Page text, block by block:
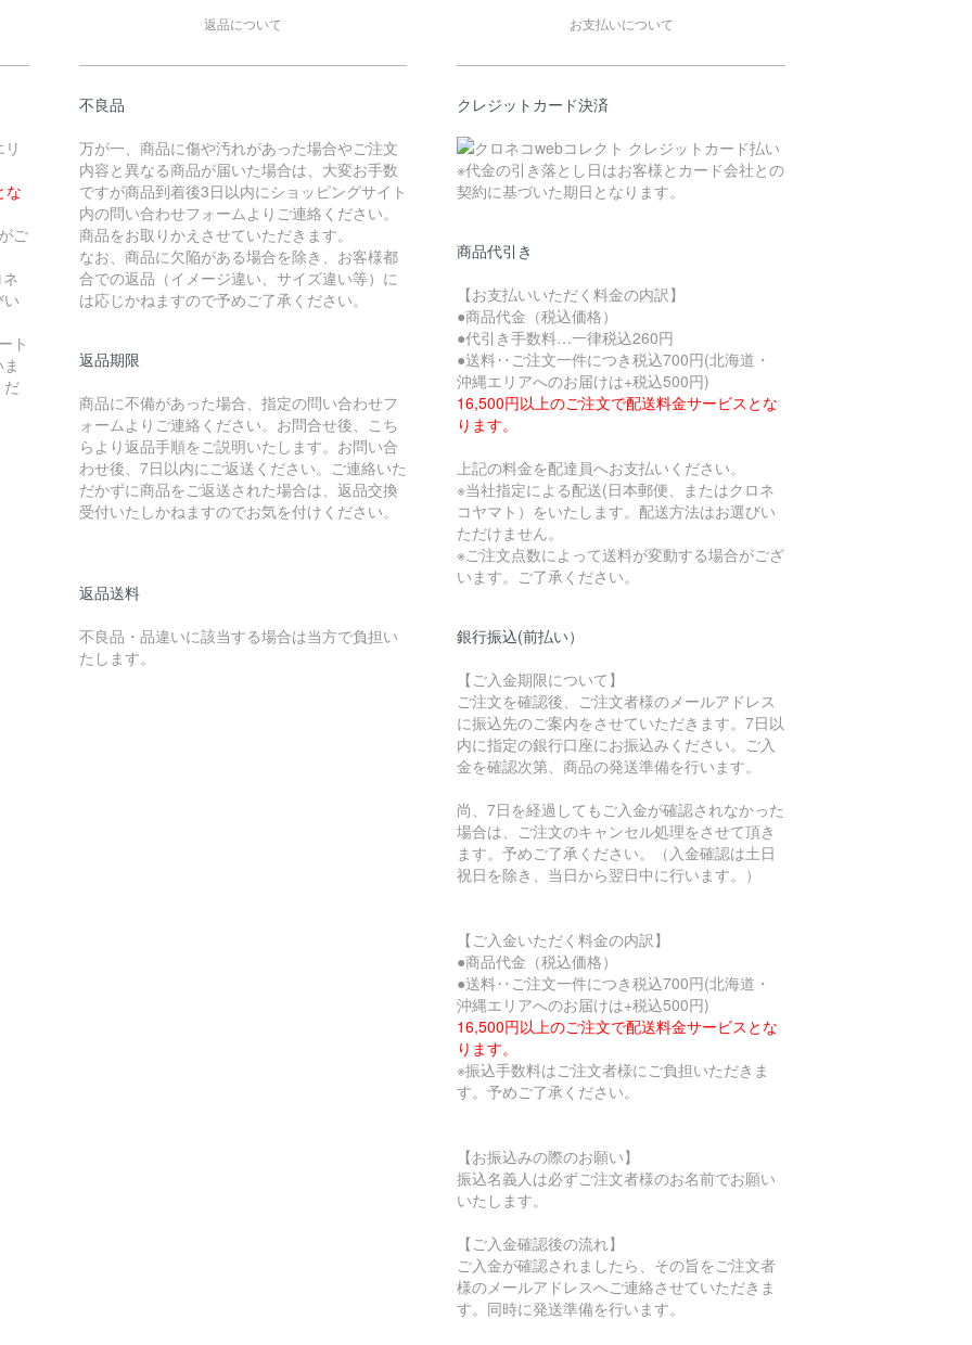
な
ご
ト
だ
返品について
不良品
万が一、商品に傷や汚れがあった場合やご注文
内容と異なる商品が届いた場合は、大変お手数
ですが商品到着後3日以内にショッピングサイト
内の問い合わせフォームよりご連絡ください。
商品をお取りかえさせていただきます。
なお、商品に欠陥がある場合を除き、お客様都
合での返品（イメージ違い、サイズ違い等）に
は応じかねますので予めご了承ください。
返品期限
商品に不備があった場合、指定の問い合わせフ
ォームよりご連絡ください。お問合せ後、こち
らより返品手順をご説明いたします。お問い合
わせ後、7日以内にご返送ください。ご連絡いた
だかずに商品をご返送された場合は、返品交換
受付いたしかねますのでお気を付けください。
返品送料
不良品・品違いに該当する場合は当方で負担い
たします。
お支払いについて
クレジットカード決済
※代金の引き落とし日はお客様とカード会社との
契約に基づいた期日となります。
商品代引き
【お支払いいただく料金の内訳】
●商品代金（税込価格）
●代引き手数料…一律税込260円
●送料‥ご注文一件につき税込700円(北海道・
沖縄エリアへのお届けは+税込500円)
16,500円以上のご注文で配送料金サービスとな
ります。
上記の料金を配達員へお支払いください。
※当社指定による配送(日本郵便、またはクロネ
コヤマト）をいたします。配送方法はお選びい
ただけません。
※ご注文点数によって送料が変動する場合がござ
います。ご了承ください。
銀行振込(前払い）
【ご入金期限について】
ご注文を確認後、ご注文者様のメールアドレス
に振込先のご案内をさせていただきます。7日以
内に指定の銀行口座にお振込みください。ご入
金を確認次第、商品の発送準備を行います。
尚、7日を経過してもご入金が確認されなかった
場合は、ご注文のキャンセル処理をさせて頂き
ます。予めご了承ください。（入金確認は土日
祝日を除き、当日から翌日中に行います。）
【ご入金いただく料金の内訳】
●商品代金（税込価格）
●送料‥ご注文一件につき税込700円(北海道・
沖縄エリアへのお届けは+税込500円)
16,500円以上のご注文で配送料金サービスとな
ります。
※振込手数料はご注文者様にご負担いただきま
す。予めご了承ください。
【お振込みの際のお願い】
振込名義人は必ずご注文者様のお名前でお願い
いたします。
【ご入金確認後の流れ】
ご入金が確認されましたら、その旨をご注文者
様のメールアドレスへご連絡させていただきま
す。同時に発送準備を行います。